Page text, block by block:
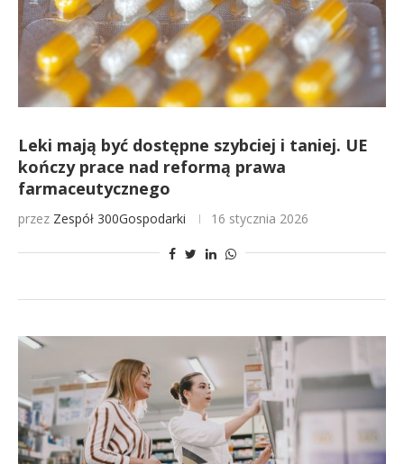
Leki mają być dostępne szybciej i taniej. UE
kończy prace nad reformą prawa
farmaceutycznego
przez Zespół 300Gospodarki 16 stycznia 2026